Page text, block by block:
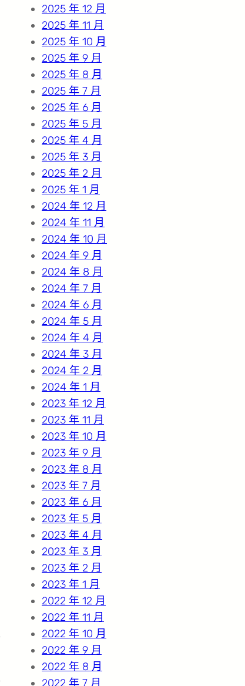
2025 年 12 月
2025 年 11 月
2025 年 10 月
2025 年 9 月
2025 年 8 月
2025 年 7 月
2025 年 6 月
2025 年 5 月
2025 年 4 月
2025 年 3 月
2025 年 2 月
2025 年 1 月
2024 年 12 月
2024 年 11 月
2024 年 10 月
2024 年 9 月
2024 年 8 月
2024 年 7 月
2024 年 6 月
2024 年 5 月
2024 年 4 月
2024 年 3 月
2024 年 2 月
2024 年 1 月
2023 年 12 月
2023 年 11 月
2023 年 10 月
2023 年 9 月
2023 年 8 月
2023 年 7 月
2023 年 6 月
2023 年 5 月
2023 年 4 月
2023 年 3 月
2023 年 2 月
2023 年 1 月
2022 年 12 月
2022 年 11 月
2022 年 10 月
2022 年 9 月
2022 年 8 月
2022 年 7 月